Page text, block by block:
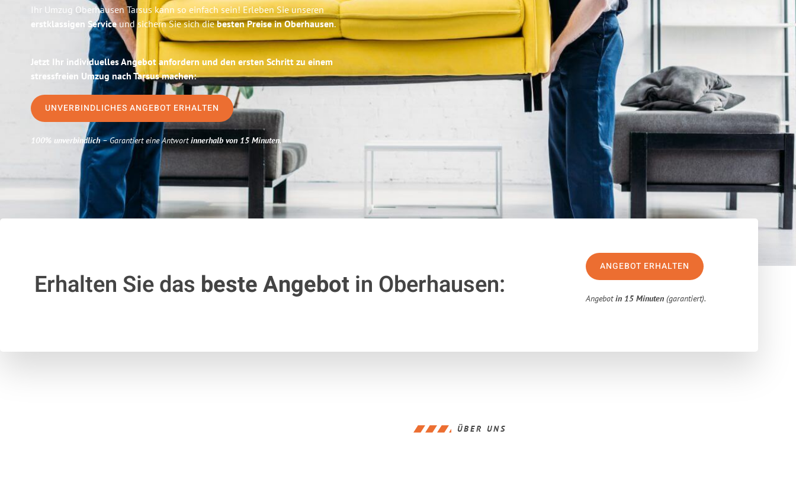
Ihr Umzug Oberhausen Tarsus kann so einfach sein! Erleben Sie unseren
erstklassigen Serviceund sichern Sie sich diebesten Preise in Oberhausen.
Jetzt Ihr individuelles Angebot anfordern und den ersten Schritt zu einem
stressfreien Umzug nach Tarsus machen:
UNVERBINDLICHES ANGEBOT ERHALTEN
100% unverbindlich– Garantiert eine Antwortinnerhalb von 15 Minuten.
Erhalten Sie das beste Angebotin Oberhausen:
ANGEBOT ERHALTEN
Angebotin 15 Minuten (garantiert).
ÜBER UNS